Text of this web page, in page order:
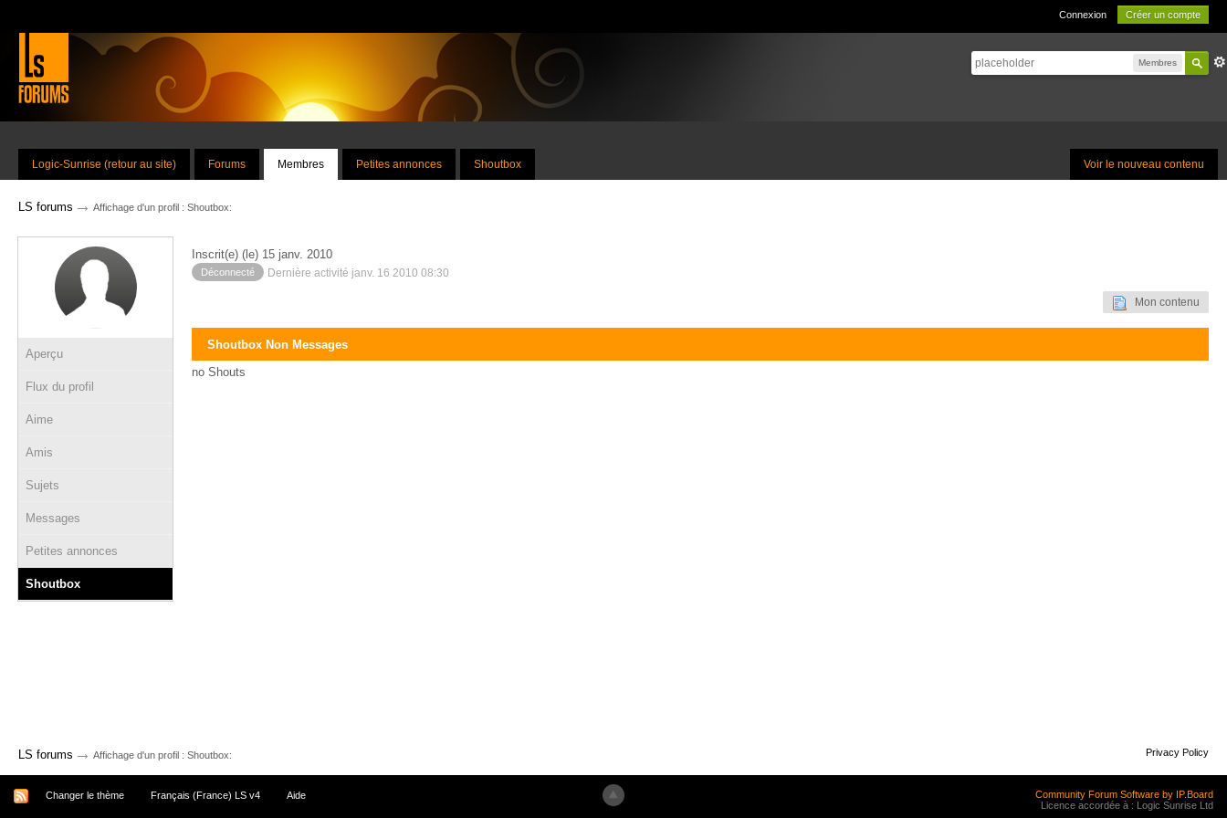
Connexion Créer un compte
Membres
Voir le nouveau contenu
Logic-Sunrise (retour au site) Forums Membres Petites annonces Shoutbox
LS forums → Affichage d'un profil : Shoutbox:
Aperçu
Flux du profil
Aime
Amis
Sujets
Messages
Petites annonces
Shoutbox
Inscrit(e) (le) 15 janv. 2010
Déconnecté Dernière activité janv. 16 2010 08:30
Mon contenu
Shoutbox Non Messages
no Shouts
LS forums → Affichage d'un profil : Shoutbox: Privacy Policy
Changer le thème Français (France) LS v4 Aide
Community Forum Software by IP.Board
Licence accordée à : Logic Sunrise Ltd